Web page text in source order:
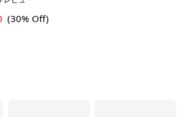
(30% Off)